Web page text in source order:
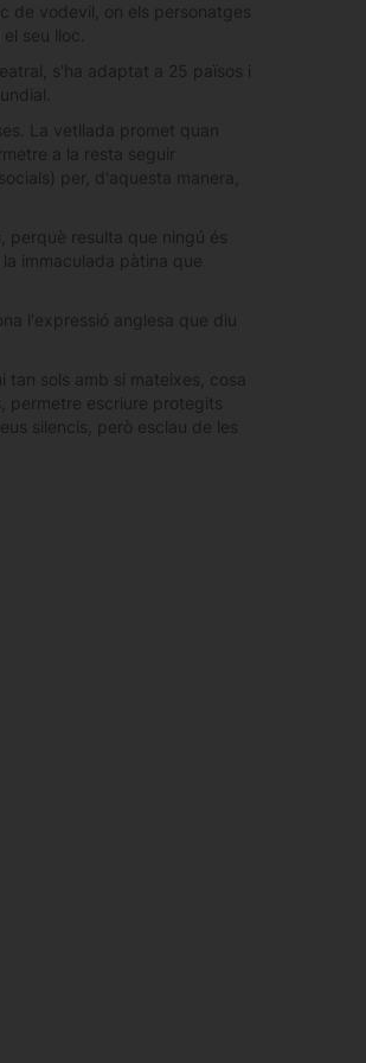
de vodevil, on els personatges
seu lloc.
s'ha adaptat a 25 països i
La vetllada promet quan
a la resta seguir
per, d'aquesta manera,
perquè resulta que ningú és
immaculada pàtina que
l'expressió anglesa que diu
sols amb si mateixes, cosa
permetre escriure protegits
silencis, però esclau de les